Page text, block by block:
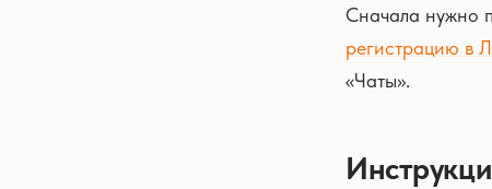
Сначала нужно
регистрацию в
«Чаты».